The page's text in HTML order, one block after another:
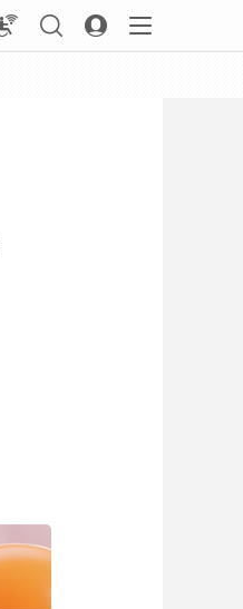
产业+